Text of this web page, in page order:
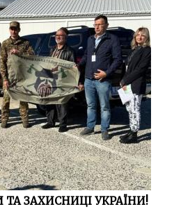
ЗАХИСНИЦІ УКРАЇНИ!